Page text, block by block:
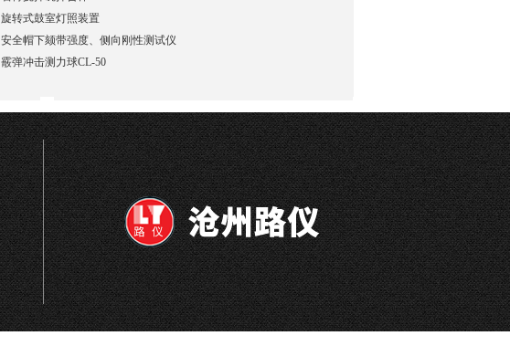
​旋转式鼓室灯照装置
安全帽下颏带强度、侧向刚性测试仪
霰弹冲击测力球CL-50